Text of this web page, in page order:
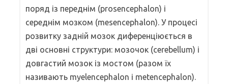
поряд із переднім (prosencephalon) і
середнім мозком (mesencephalon). У процесі
розвитку задній мозок диференціюється в
дві основні структури: мозочок (cerebellum) і
довгастий мозок із мостом (разом їх
називають myelencephalon і metencephalon).